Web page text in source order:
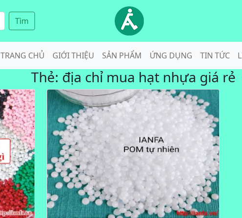
Tìm
TRANG CHỦ GIỚI THIỆU SẢN PHẨM ỨNG DỤNG TIN TỨC
Thẻ: địa chỉ mua hạt nhựa giá rẻ